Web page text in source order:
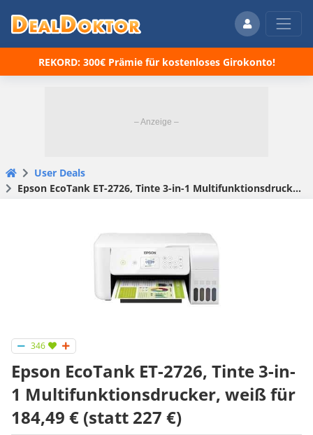
REKORD: 300€ Prämie für kostenloses Girokonto!
User Deals
Epson EcoTank ET-2726, Tinte 3-in-1 Mul­ti­funk­ti­ons­dru­cker, weiß für 184,49 € (statt 227 €)
346
Epson EcoTank ET-2726, Tinte 3-in-
1 Mul­ti­funk­ti­ons­dru­cker, weiß für
184,49 € (statt 227 €)